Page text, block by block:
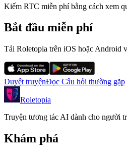
Kiếm RTC miễn phí bằng cách xem
Bắt đầu miễn phí
Tải Roletopia trên iOS hoặc Android
Duyệt truyệnĐọc Câu hỏi thường gặp
Roletopia
Truyện tương tác AI dành cho người
Khám phá